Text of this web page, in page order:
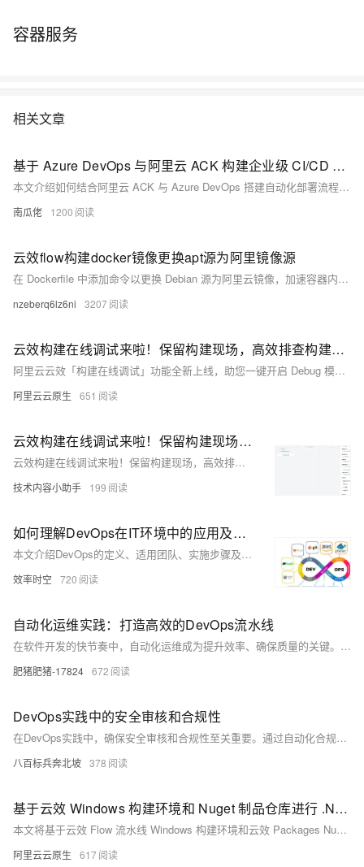
容器服务
相关文章
基于 Azure DevOps 与阿里云 ACK 构建企业级 CI/CD 流水线
本文介绍如何结合阿里云 ACK 与 Azure DevOps 搭建自动化部署流程，涵盖集群创建、流水线配置、应用部署与公网暴露，助力企业高效落地云原生 DevOps 实践。
南瓜佬 1200
云效flow构建docker镜像更换apt源为阿里镜像源
在 Dockerfile 中添加命令以更换 Debian 源为阿里云镜像，加速容器内软件包下载。核心命令通过 `sed` 实现源地址替换，并更新 apt 软件源。其中 `cat` 命令用于验证替换是否成功，实际使用中可删除该行。
nzeberq6lz6ni 3207
云效构建在线调试来啦！保留构建现场，高效排查构建问题
阿里云云效「构建在线调试」功能全新上线，助您一键开启 Debug 模式，在线高效调试，轻松解决构建难题！
阿里云云原生 651
云效构建在线调试来啦！保留构建现场，高效排查构建问题
云效构建在线调试来啦！保留构建现场，高效排查构建问题
技术内容小助手 199
如何理解DevOps在IT环境中的应用及价值
本文介绍DevOps的定义、适用团队、实施步骤及常用工具链，帮助初创公司实现自动化流程、持续集成与交付，增强灵活性和产品质量，快速响应市场需求。
效率时空 720
自动化运维实践：打造高效的DevOps流水线
在软件开发的快节奏中，自动化运维成为提升效率、确保质量的关键。本文将引导你理解自动化运维的价值，通过实际案例分享如何构建一个高效、可靠的DevOps流水线。我们将从持续集成（CI）开始，逐步深入到持续部署（CD），并展示代码示例来具体说明。准备好让你的运维工作飞跃式进步了吗？让我们开始吧！
肥猪肥猪-17824 672
DevOps实践中的安全审核和合规性
在DevOps实践中，确保安全审核和合规性至关重要。通过自动化合规审查、持续安全集成、基础设施即代码管理、敏捷合规框架、跨部门合作、教育与培训、实施DevSecOps模型、使用安全编码技术、整合正确工具及采用安全即代码等措施，组织能有效管理并降低合规与安全风险，促进高效可靠的DevOps文化发展。
八百标兵奔北坡 378
基于云效 Windows 构建环境和 Nuget 制品仓库进行 .Net 应用开发
本文将基于云效 Flow 流水线 Windows 构建环境和云效 Packages Nuget 制品仓库手把手教你如何开发并部署一个 .NET 应用，从环境搭建到实战应用发布的详细教程，帮助你掌握 .NET 开发的核心技能。
阿里云云原生 617